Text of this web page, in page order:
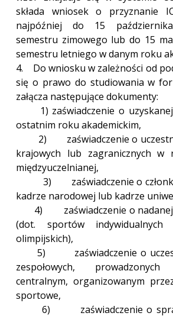
składa wniosek o przyznanie
najpóźniej do 15
semestru zimowego lub do 15
semestru letniego w danym roku
4. Do wniosku w zależności od
się o prawo do studiowania w
załącza następujące dokumenty:
1) zaświadczenie o uzyskanej
ostatnim roku akademickim,
2) zaświadczenie o
krajowych lub zagranicznych w
międzyuczelnianej,
3) zaświadczenie o
kadrze narodowej lub kadrze
4) zaświadczenie o nadanej
(dot. sportów indywidualnych
olimpijskich),
5) zaświadczenie o
zespołowych,
centralnym, organizowanym
sportowe,
6) zaświadczenie o